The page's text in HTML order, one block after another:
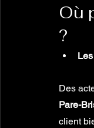
Où
?
Des
Pare-
client